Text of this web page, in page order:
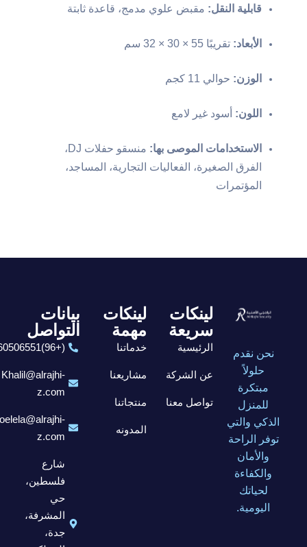
قابلية النقل: مقبض علوي مدمج، قاعدة ثابتة
الأبعاد: تقريبًا 55 × 30 × 32 سم
الوزن: حوالي 11 كجم
اللون: أسود غير لامع
الاستخدامات الموصى بها:
منسقو حفلات DJ،
الفرق الصغيرة، الفعاليات التجارية، المساجد،
المؤتمرات
نحن نقدم
حلولاً
مبتكرة
للمنزل
الذكي والتي
توفر الراحة
والأمان
والكفاءة
لحياتك
اليومية.
لينكات
سريعة
الرئيسية
عن الشركة
تواصل معنا
لينكات
مهمة
خدماتنا
مشاريعنا
منتجاتنا
المدونه
بيانات
التواصل
(+96)6560506551
Khalil@alrajhi-
z.com
z.com
شارع
فلسطين،
حي
المشرفة،
جدة،